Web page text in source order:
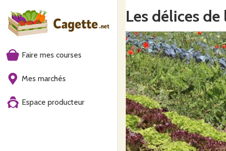
Faire mes courses
Mes marchés
Espace producteur
Les délices